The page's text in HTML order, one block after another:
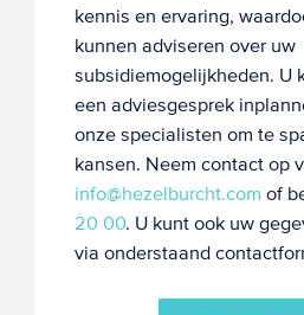
kennis en ervaring,
kunnen adviseren over uw
subsidiemogelijkheden. U
een adviesgesprek
onze specialisten om te
kansen. Neem contact op
info@hezelburcht.com of
20 00. U kunt ook uw
via onderstaand